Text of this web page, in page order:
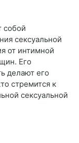
собой
сексуальной
от интимной
Его
делают его
стремится к
сексуальной